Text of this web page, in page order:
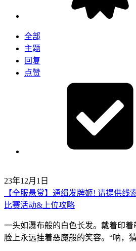
全部
主题
回复
点赞
23年12月1日
【全服悬赏】通缉发牌姬! 请提供线
比赛活动&上位攻略
一头如瀑布般的白色长发。戴着印
脸上永远挂着恶魔般的笑容。“呐，